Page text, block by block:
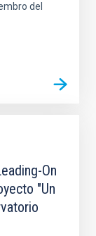
del
On
"Un